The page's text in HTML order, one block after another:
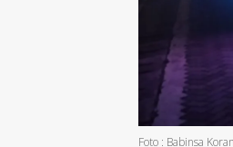
Foto : Babinsa